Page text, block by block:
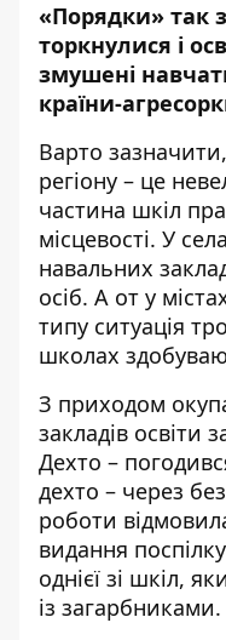
«Порядки» так
торкнулися і
змушені
країни-
Варто
регіону – це
частина шкіл
місцевості. У
навальних
осіб. А от у
типу ситуація
школах
З приходом
закладів освіти
Дехто –
дехто – через
роботи
видання
однієї зі шкіл,
із загарбниками.